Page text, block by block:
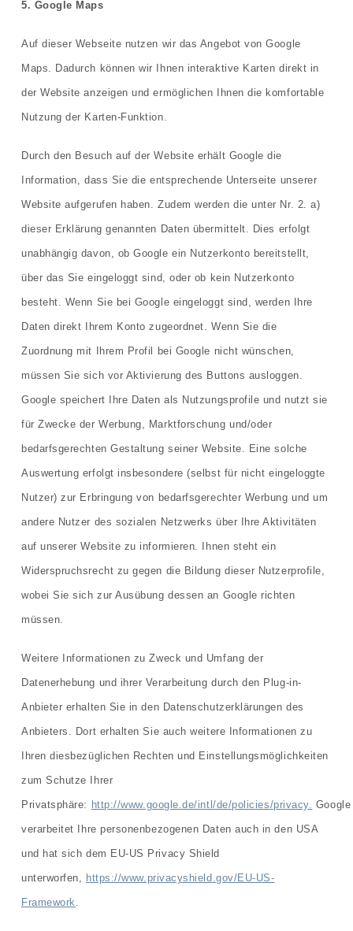
5. Google Maps
Auf dieser Webseite nutzen wir das Angebot von Google
Maps. Dadurch können wir Ihnen interaktive Karten direkt in
der Website anzeigen und ermöglichen Ihnen die komfortable
Nutzung der Karten-Funktion.
Durch den Besuch auf der Website erhält Google die
Information, dass Sie die entsprechende Unterseite unserer
Website aufgerufen haben. Zudem werden die unter Nr. 2. a)
dieser Erklärung genannten Daten übermittelt. Dies erfolgt
unabhängig davon, ob Google ein Nutzerkonto bereitstellt,
über das Sie eingeloggt sind, oder ob kein Nutzerkonto
besteht. Wenn Sie bei Google eingeloggt sind, werden Ihre
Daten direkt Ihrem Konto zugeordnet. Wenn Sie die
Zuordnung mit Ihrem Profil bei Google nicht wünschen,
müssen Sie sich vor Aktivierung des Buttons ausloggen.
Google speichert Ihre Daten als Nutzungsprofile und nutzt sie
für Zwecke der Werbung, Marktforschung und/oder
bedarfsgerechten Gestaltung seiner Website. Eine solche
Auswertung erfolgt insbesondere (selbst für nicht eingeloggte
Nutzer) zur Erbringung von bedarfsgerechter Werbung und um
andere Nutzer des sozialen Netzwerks über Ihre Aktivitäten
auf unserer Website zu informieren. Ihnen steht ein
Widerspruchsrecht zu gegen die Bildung dieser Nutzerprofile,
wobei Sie sich zur Ausübung dessen an Google richten
müssen.
Weitere Informationen zu Zweck und Umfang der
Datenerhebung und ihrer Verarbeitung durch den Plug-in-
Anbieter erhalten Sie in den Datenschutzerklärungen des
Anbieters. Dort erhalten Sie auch weitere Informationen zu
Ihren diesbezüglichen Rechten und Einstellungsmöglichkeiten
zum Schutze Ihrer
Privatsphäre: http://www.google.de/intl/de/policies/privacy. Google
verarbeitet Ihre personenbezogenen Daten auch in den USA
und hat sich dem EU-US Privacy Shield
unterworfen, https://www.privacyshield.gov/EU-US-
Framework.